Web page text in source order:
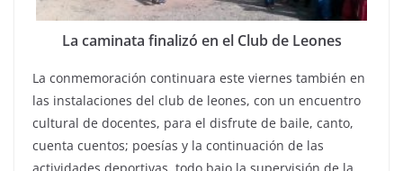
La caminata finalizó en el Club de Leones
La conmemoración continuara este viernes también en
las instalaciones del club de leones, con un encuentro
cultural de docentes, para el disfrute de baile, canto,
cuenta cuentos; poesías y la continuación de las